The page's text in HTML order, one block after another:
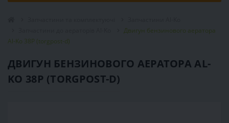
Двигун бензинового аератора
Al-Ko 38P (torgpost-d)
ДВИГУН БЕНЗИНОВОГО АЕРАТОРА AL-
KO 38P (TORGPOST-D)